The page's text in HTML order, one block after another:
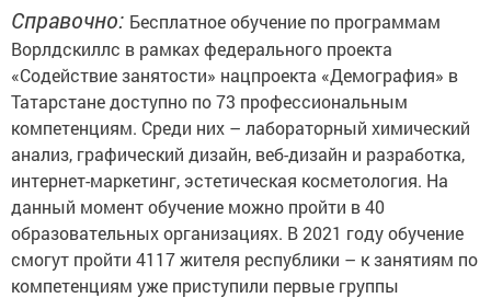
Справочно: Бесплатное обучение по программам
Ворлдскиллс в рамках федерального проекта
«Содействие занятости» нацпроекта «Демография» в
Татарстане доступно по 73 профессиональным
компетенциям. Среди них – лабораторный химический
анализ, графический дизайн, веб-дизайн и разработка,
интернет-маркетинг, эстетическая косметология. На
данный момент обучение можно пройти в 40
образовательных организациях. В 2021 году обучение
смогут пройти 4117 жителя республики – к занятиям по
компетенциям уже приступили первые группы